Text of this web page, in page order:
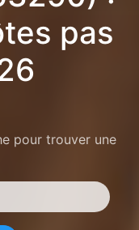
pas
pour trouver une